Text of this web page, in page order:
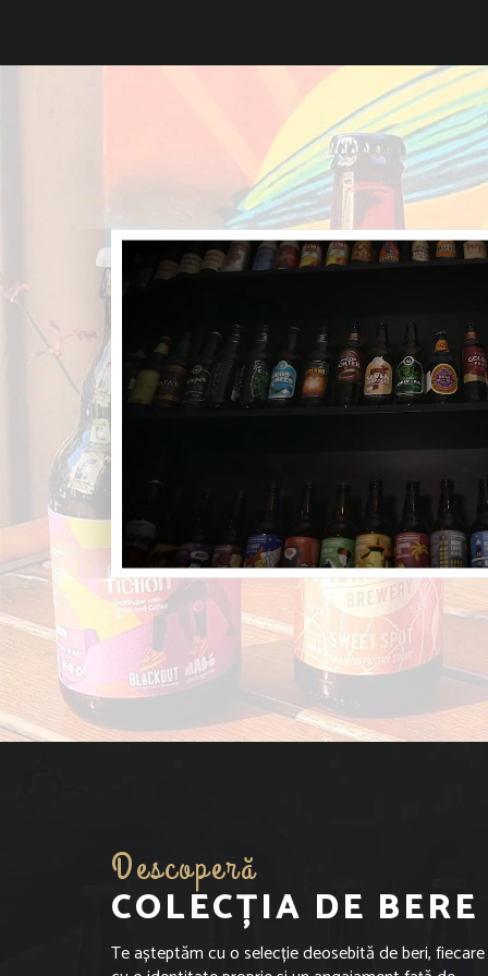
Descoperă
COLECȚIA DE BERE
Te așteptăm cu o selecție deosebită de beri, fiecare